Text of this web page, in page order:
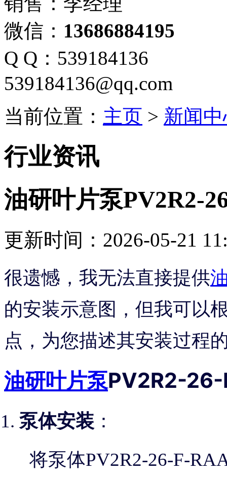
微信： 13686884195
Q Q：539184136
539184136@qq.com
当前位置： 主页 > 新闻
行业资讯
油研叶片泵PV2R2-
更新时间：2026-05-21
很遗憾，我无法直接提供
的安装示意图，但我可以
点，为您描述其安装过程
油研叶片泵PV2R2-26-
泵体安装 ：
将泵体PV2R2-26-F-